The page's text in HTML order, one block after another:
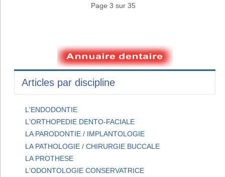
Page 3 sur 35
Articles par discipline
L'ENDODONTIE
L'ORTHOPEDIE DENTO-FACIALE
LA PARODONTIE / IMPLANTOLOGIE
LA PATHOLOGIE / CHIRURGIE BUCCALE
LA PROTHESE
L'ODONTOLOGIE CONSERVATRICE